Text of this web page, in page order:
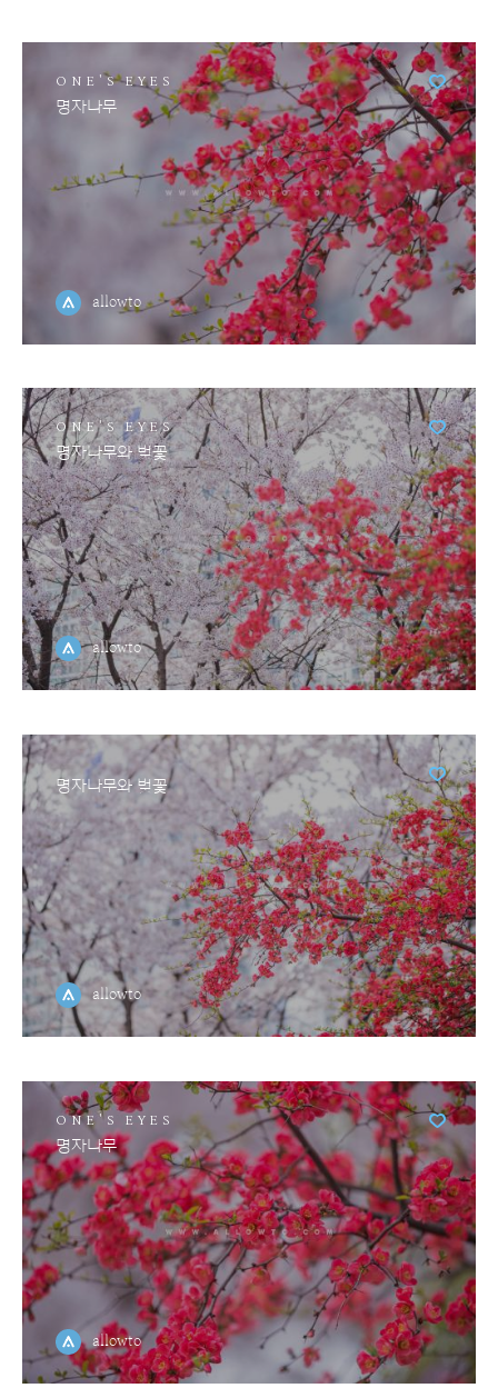
ONE'S EYES
명자나무
allowto
ONE'S EYES
명자나무와 벚꽃
allowto
명자나무와 벚꽃
allowto
ONE'S EYES
명자나무
allowto